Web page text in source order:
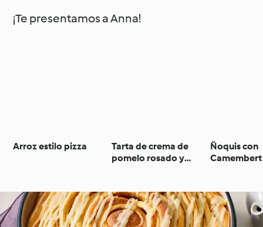
¡Te presentamos a Anna!
Arroz estilo pizza
Tarta de crema de
pomelo rosado y
Ñoquis con
Camembert